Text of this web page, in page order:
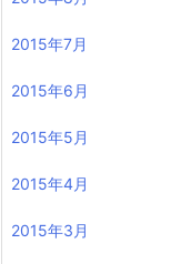
2015年7月
2015年6月
2015年5月
2015年4月
2015年3月